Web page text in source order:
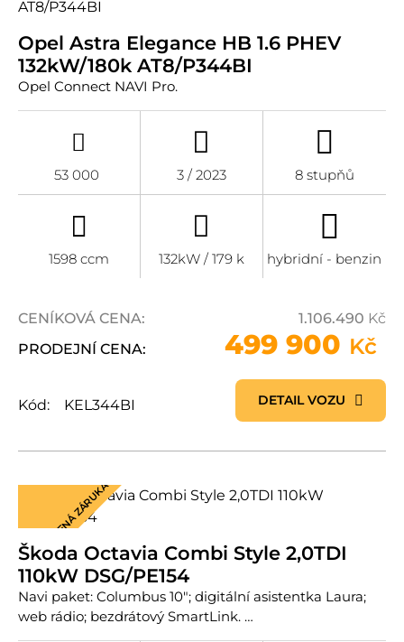
Opel Astra Elegance HB 1.6 PHEV
132kW/180k AT8/P344BI
Opel Connect NAVI Pro.
53 000 3 / 2023 8 stupňů
1598 ccm 132kW / 179 k hybridní - benzin
CENÍKOVÁ CENA: 1.106.490 Kč
PRODEJNÍ CENA:
499 900 Kč
Kód: KEL344BI DETAIL VOZU
PRODLOUŽENÁ ZÁRUKA
Škoda Octavia Combi Style 2,0TDI
110kW DSG/PE154
Navi paket: Columbus 10"; digitální asistentka Laura;
web rádio; bezdrátový SmartLink. …